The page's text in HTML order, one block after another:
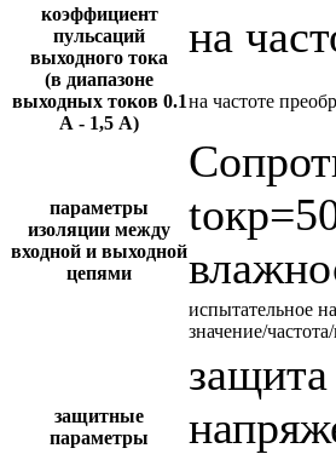
коэффициент
пульсаций
выходного тока
(в диапазоне
выходных токов 0.1
А - 1,5 А)
на
на частоте
параметры
изоляции между
входной и выходной
цепями
испытательное
значение/
защитные
параметры